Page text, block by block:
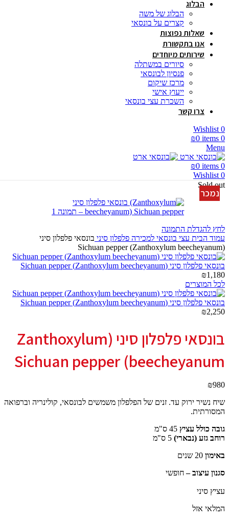
הבלוג
הבלוג של משה
קצרים על בונסאי
שאלות נפוצות
אנו בתקשורת
שירותים מיוחדים
סיורים במשתלה
פנסיון לבונסאי
מרכז שיקום
ייעוץ אישי
השכרת עצי בונסאי
צרו קשר
0
Wishlist
0
items
₪0
Menu
0
items
₪0
0
Wishlist
Sold out
נמכר
לחץ להגדלת התמונה
עמוד הבית עצי בונסאי למכירה פלפלון סיני בונסאי פלפלון סיני
(Zanthoxylum beecheyanum) Sichuan pepper
בונסאי פלפלון סיני (Zanthoxylum beecheyanum) Sichuan pepper
₪1,180
לכל המוצרים
בונסאי פלפלון סיני (Zanthoxylum beecheyanum) Sichuan pepper
₪2,250
בונסאי פלפלון סיני (Zanthoxylum
beecheyanum) Sichuan pepper
₪980
שיח נשיר ירוק עד. זנים של הפלפלון משמשים לבונסאי, קולינריה וברפואה
המסורתית.
גובה כולל עציץ 45 ס"מ
רוחב גזע (נבארי) 5 ס"מ
באימון
סגנון עיצוב –חופשי
עציץ סיני
המלאי אזל